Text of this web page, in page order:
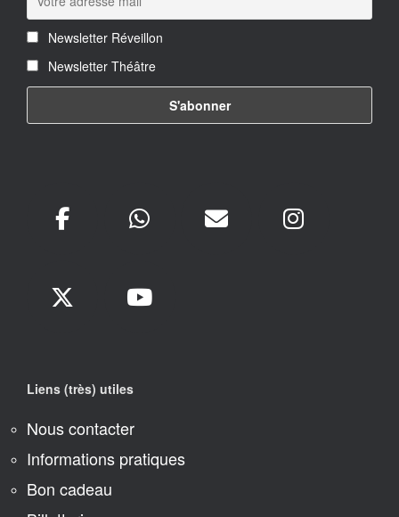
Newsletter Réveillon
Newsletter Théâtre
Liens (très) utiles
Nous contacter
Informations pratiques
Bon cadeau